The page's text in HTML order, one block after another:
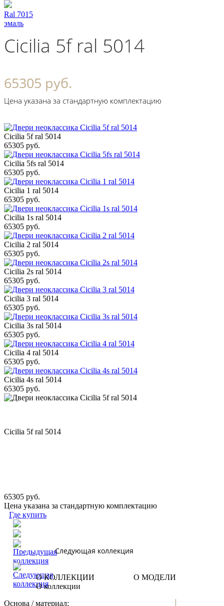
Ral 7015
эмаль
Cicilia 5f ral 5014
65305 руб.
Цена указана за стандартную комплектацию
Cicilia 5f ral 5014
65305 руб.
Cicilia 5fs ral 5014
65305 руб.
Cicilia 1 ral 5014
65305 руб.
Cicilia 1s ral 5014
65305 руб.
Cicilia 2 ral 5014
65305 руб.
Cicilia 2s ral 5014
65305 руб.
Cicilia 3 ral 5014
65305 руб.
Cicilia 3s ral 5014
65305 руб.
Cicilia 4 ral 5014
65305 руб.
Cicilia 4s ral 5014
65305 руб.
Cicilia 5f ral 5014
65305 руб.
Цена указана за стандартную комплектацию
Где купить
Следующая коллекция
О КОЛЛЕКЦИИ
О МОДЕЛИ
О коллекции
Основа / материал: